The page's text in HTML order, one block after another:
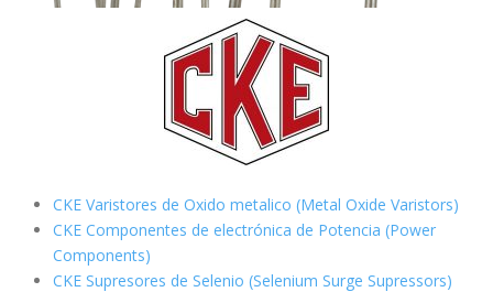
CKE Varistores de Oxido metalico (Metal Oxide Varistors)
CKE Componentes de electrónica de Potencia (Power
Components)
CKE Supresores de Selenio (Selenium Surge Supressors)